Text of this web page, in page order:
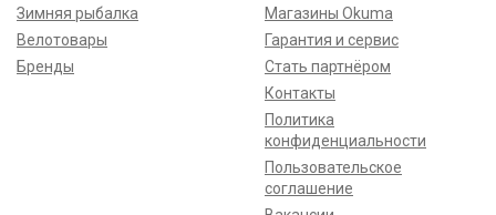
Зимняя рыбалка
Велотовары
Бренды
Магазины Okuma
Гарантия и сервис
Стать партнёром
Контакты
Политика
конфиденциальности
Пользовательское
соглашение